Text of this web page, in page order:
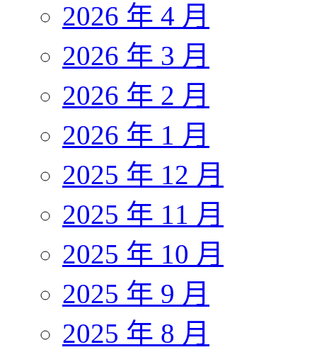
2026 年 4 月
2026 年 3 月
2026 年 2 月
2026 年 1 月
2025 年 12 月
2025 年 11 月
2025 年 10 月
2025 年 9 月
2025 年 8 月